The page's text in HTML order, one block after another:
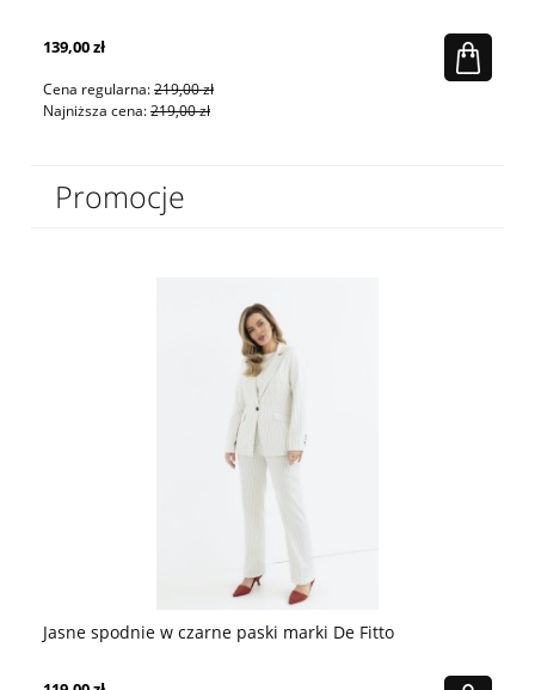
139,00 zł
Cena regularna:219,00 zł
Najniższa cena:219,00 zł
Promocje
Jasne spodnie w czarne paski marki De Fitto